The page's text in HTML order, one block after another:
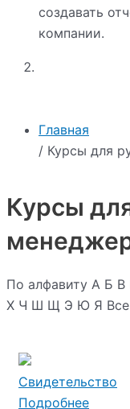
Главная
/ Курсы для
Курсы
По алфавиту А Б В
Х Ч Ш Щ Э Ю Я Все
Свидетельство
Подробнее
создавать
компании.